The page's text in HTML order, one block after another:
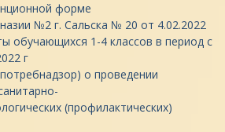
форме
№2 г. Сальска № 20 от 4.02.2022
обучающихся 1-4 классов в период с
г
о проведении
(профилактических)